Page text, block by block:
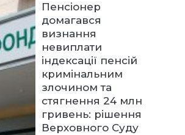
Пенсіонер
домагався
визнання
невиплати
індексації пенсій
кримінальним
злочином та
стягнення 24 млн
гривень: рішення
Верховного Суду